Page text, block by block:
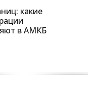
какие
в АМКБ